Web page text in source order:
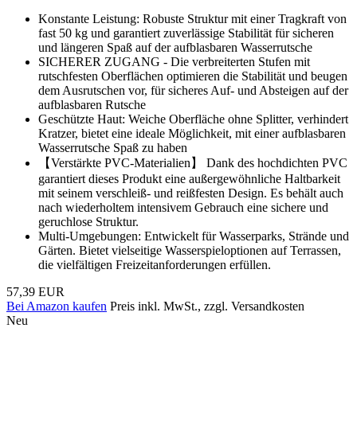
Konstante Leistung: Robuste Struktur mit einer Tragkraft von
fast 50 kg und garantiert zuverlässige Stabilität für sicheren
und längeren Spaß auf der aufblasbaren Wasserrutsche
SICHERER ZUGANG - Die verbreiterten Stufen mit
rutschfesten Oberflächen optimieren die Stabilität und beugen
dem Ausrutschen vor, für sicheres Auf- und Absteigen auf der
aufblasbaren Rutsche
Geschützte Haut: Weiche Oberfläche ohne Splitter, verhindert
Kratzer, bietet eine ideale Möglichkeit, mit einer aufblasbaren
Wasserrutsche Spaß zu haben
【Verstärkte PVC-Materialien】 Dank des hochdichten PVC
garantiert dieses Produkt eine außergewöhnliche Haltbarkeit
mit seinem verschleiß- und reißfesten Design. Es behält auch
nach wiederholtem intensivem Gebrauch eine sichere und
geruchlose Struktur.
Multi-Umgebungen: Entwickelt für Wasserparks, Strände und
Gärten. Bietet vielseitige Wasserspieloptionen auf Terrassen,
die vielfältigen Freizeitanforderungen erfüllen.
57,39 EUR
Bei Amazon kaufen Preis inkl. MwSt., zzgl. Versandkosten
Neu